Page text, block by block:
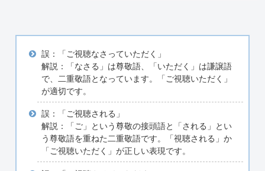
誤：「ご視聴なさっていただく」
解説：「なさる」は尊敬語、「いただく」は謙譲語
で、二重敬語となっています。「ご視聴いただく」
が適切です。
誤：「ご視聴される」
解説：「ご」という尊敬の接頭語と「される」とい
う尊敬語を重ねた二重敬語です。「視聴される」か
「ご視聴いただく」が正しい表現です。